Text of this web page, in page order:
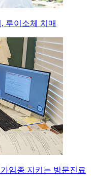
루이소체 치매
임종 지키는 방문진료